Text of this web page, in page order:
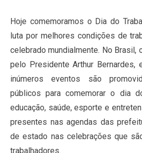
Hoje comemoramos o Dia do
luta por melhores condições de
celebrado mundialmente. No
pelo Presidente Arthur Bernardes,
inúmeros eventos são
públicos para comemorar o dia
educação, saúde, esporte e
presentes nas agendas das
de estado nas celebrações que
trabalhadores.